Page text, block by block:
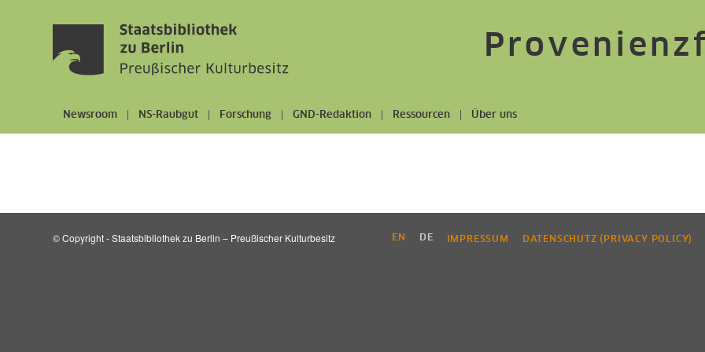
Newsroom NS-Raubgut Forschung GND-Redaktion Ressourcen Über uns
© Copyright - Staatsbibliothek zu Berlin – Preußischer Kulturbesitz EN DE IMPRESSUM DATENSCHUTZ (PRIVACY POLICY)